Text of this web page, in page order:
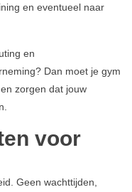
en eventueel naar
en
Dan moet je gym
zorgen dat jouw
voor
Geen wachttijden,